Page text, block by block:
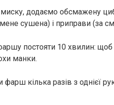
додаємо обсмажену
сушена) і приправи (за
постояти 10 хвилин:
манки.
кілька разів з однієї